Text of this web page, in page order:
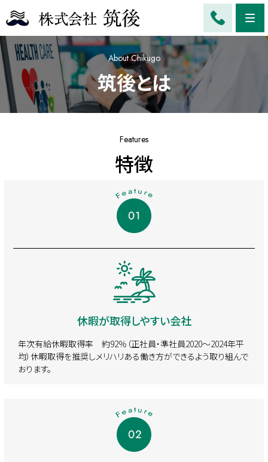
About Chikugo
筑後とは
Features
特徴
休暇が取得しやすい会社
年次有給休暇取得率 約92％（正社員・準社員2020～2024年平
均） 休暇取得を推奨しメリハリある働き方ができるよう取り組んで
おります。